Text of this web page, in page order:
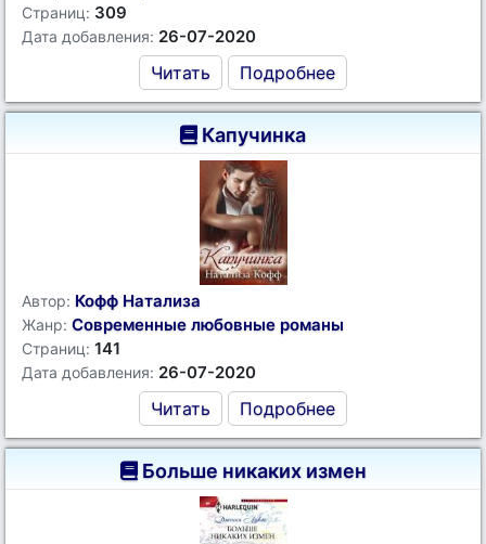
Страниц: 309
Дата добавления: 26-07-2020
Читать Подробнее
Капучинка
Автор: Кофф Натализа
Жанр: Современные любовные романы
Страниц: 141
Дата добавления: 26-07-2020
Читать Подробнее
Больше никаких измен